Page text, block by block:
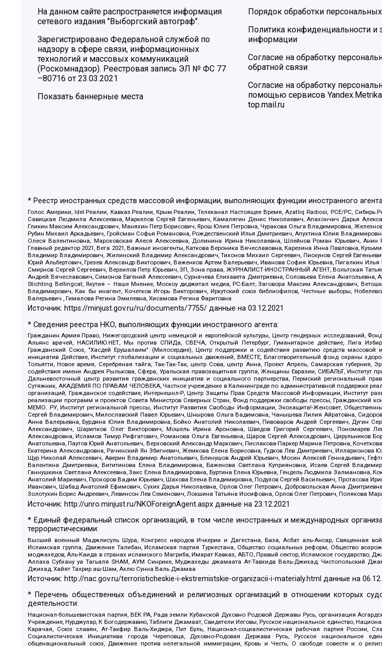
На данном сайте распространяется информация
сетевого издания "Выборгский автограф".
Зарегистрировано Федеральной службой по
надзору в сфере связи, информационных
технологий и массовых коммуникаций
(Роскомнадзор). Реестровая запись ЭЛ № ФС 77
–80716 от 23.03.2021
Показать баннерные места
Порядок обработки
Политика конфиденциальности и
информации
Согласие на обработку
обратной связи
Согласие на обработку
помощью сервисов
top.mail.ru
* Реестр иностранных средств массовой информации, выполняющих функции иностранного
Голос Америки, Idel.Реалии, Кавказ.Реалии, Крым.Реалии, Телеканал Настоящее Время, Azatliq Radiosi, PCE/PC,
Савицкая Людмила Алексеевна, Маркелов Сергей Евгеньевич, Камалягин Денис Николаевич, Апахончич Дарья
Гликин Максим Александрович, Маняхин Петр Борисович, Ярош Юлия Петровна, Чуракова Ольга Владимировна,
Рубин Михаил Аркадьевич, Гройсман Софья Романовна, Рождественский Илья Дмитриевич, Апухтина Юлия
Олеся Валентиновна, Мароховская Алеся Алексеевна, Долинина Ирина Николаевна, Шлейнов Роман Юрьевич,
Главный редактор 2021, Вега 2021, Важные иноагенты, Каткова Вероника Вячеславовна, Карезина Инна Павловна,
Владимир Владимирович, Жилинский Владимир Александрович, Тихонов Михаил Сергеевич, Пискунов Сергей
Юрий Альбертович, Грезев Александр Викторович, Важенков Артем Валерьевич, Иванова София Юрьевна, Пигалкин
Смирнов Сергей Сергеевич, Верзилов Петр Юрьевич, ЗП, Зона права, ЖУРНАЛИСТ-ИНОСТРАННЫЙ АГЕНТ, Вольтская
Андрей Вячеславович, Симонов Евгений Алексеевич, Сурначева Елизавета Дмитриевна, Соловьева Елена
Stichting Bellingcat, Якутия – Наше Мнение, Москоу диджитал медиа, РС-Балт, Заговора Максим Александрович,
Владимирович, Как бы инагент, Кочетков Игорь Викторович, Иркутский союз библиофилов, Честные выборы,
Валерьевич , Гималова Регина Эмилевна, Хисамова Регина Фаритовна
Источник: https://minjust.gov.ru/ru/documents/7755/ данные на03.12.2021
* Сведения реестра НКО, выполняющих функции иностранного агента:
Гражданин.Армия.Право, Нижегородский центр немецкой и европейской культуры, Центр гендерных исследований,
Альянс врачей, НАСИЛИЮ.НЕТ, Мы против СПИДа, СВЕЧА, Открытый Петербург, Гуманитарное действие, Лига
Гражданский Союз, "Хасдей Ерушалаим" (Милосердие), Центр поддержки и содействия развитию средств
инициатив Действие, Институт глобализации и социальных движений, ВМЕСТЕ, Благотворительный фонд охраны
Тольятти, Новое время, Серебряная тайга, Так-Так-Так, центр Сова, центр Анна, Проект Апрель, Самарская
содействия имени Андрея Рылькова, Сфера, Уральская правозащитная группа, Женщины Евразии, СИБАЛЬТ, Институт
Дальневосточный центр развития гражданских инициатив и социального партнерства, Пермский региональный
Сутяжник, АКАДЕМИЯ ПО ПРАВАМ ЧЕЛОВЕКА, Частное учреждение в Калининграде по административной поддержке
организаций, Гражданское содействие, Интернешнл-Р, Центр Защиты Прав Средств Массовой Информации, Институт
реализации программ и проектов Совета Министров Северных Стран, Фонд поддержки свободы прессы, Гражданский
МЕМО. РУ, Институт региональной прессы, Институт Развития Свободы Информации, Экозащита!-Женсовет,
Сергей Владимирович, Милославский Павел Юрьевич, Шнырова Ольга Вадимовна, Чанышева Лилия Айратовна,
Анна Валерьевна, Бурдина Юлия Владимировна, Бойко Анатолий Николаевич, Пивоваров Андрей Сергеевич, Дугин
Александрович, Шарипков Олег Викторович, Мошель Ирина Ароновна, Шведов Григорий Сергеевич, Пономарев
Александровна, Исламов Тимур Рифгатович, Романова Ольга Евгеньевна, Щаров Сергей Алексадрович, Цирульников
Анатольевна, Паутов Юрий Анатольевич, Верховский Александр Маркович, Пислакова-Паркер Марина Петровна,
Екатерина Александровна, Рачинский Ян Збигневич, Жемкова Елена Борисовна, Гудков Лев Дмитриевич,
Щур Николай Алексеевич, Аверин Владимир Анатольевич, Блинушов Андрей Юрьевич, Мосин Алексей Геннадьевич,
Валентина Дмитриевна, Вититинова Елена Владимировна, Баженова Светлана Куприяновна, Исаев Сергей
Ганнушкина Светлана Алексеевна, Закс Елена Владимировна, Буртина Елена Юрьевна, Гендель Людмила Залмановна,
Анатолий Мариевич, Прохоров Вадим Юрьевич, Шахова Елена Владимировна, Подузов Сергей Васильевич, Протасова
Иванович, Шабад Анатолий Ефимович, Сухих Дарья Николаевна, Орлов Олег Петрович, Добровольская Анна
Золотухин Борис Андреевич, Левинсон Лев Семенович, Локшина Татьяна Иосифовна, Орлов Олег Петрович, Полякова
Источник: http://unro.minjust.ru/NKOForeignAgent.aspx данные на23.12.2021
* Единый федеральный список организаций, в том числе иностранных и международных
террористическими:
Высший военный Маджлисуль Шура, Конгресс народов Ичкерии и Дагестана, База, Асбат аль-Ансар, Священная
Исламская группа, Движение Талибан, Исламская партия Туркестана, Общество социальных реформ, Общество
моджахедов, Аль-Каида в странах исламского Магриба, Имарат Кавказ, АБТО, Правый сектор, Исламское
Аллаха Субхану уа Тагьаля SHAM, АУМ Синрике, Муджахеды джамаата Ат-Тавхида Валь-Джихад, Чистопольский
Джихад, Хайят Тахрир аш-Шам, Ахлю Сунна Валь Джамаа
Источник: http://nac.gov.ru/terroristicheskie-i-ekstremistskie-organizacii-i-materialy.html данные на
* Перечень общественных объединений и религиозных организаций в отношении которых
деятельности:
Национал-большевистская партия, ВЕК РА, Рада земли Кубанской Духовно Родовой Державы Русь, организация
Учреждение, Нурджулар, К Богодержавию, Таблиги Джамаат, Свидетели Иеговы, Русское национальное единство,
Карачая, Союз славян, Ат-Такфир Валь-Хиджра, Пит Буль, Национал-социалистическая рабочая партия России,
Социалистическая Инициатива города Череповца, Духовно-Родовая Держава Русь, Русское национальное
общенациональный союз, Движение против нелегальной иммиграции, Кровь и Честь, О свободе совести и о